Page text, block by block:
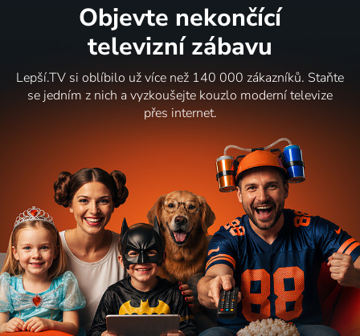
Objevte nekončící
televizní zábavu
Lepší.TV si oblíbilo už více než 140 000 zákazníků. Staňte
se jedním z nich a vyzkoušejte kouzlo moderní televize
přes internet.